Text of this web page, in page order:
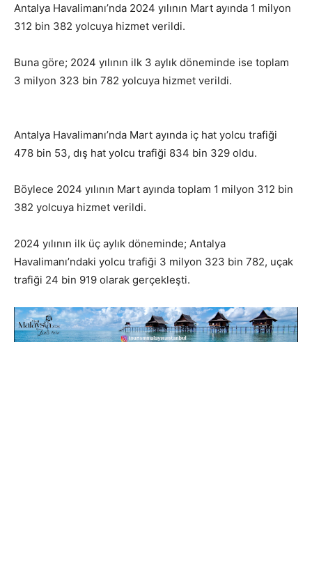
Antalya Havalimanı’nda 2024 yılının Mart ayında 1 milyon
312 bin 382 yolcuya hizmet verildi.
Buna göre; 2024 yılının ilk 3 aylık döneminde ise toplam
3 milyon 323 bin 782 yolcuya hizmet verildi.
Antalya Havalimanı’nda Mart ayında iç hat yolcu trafiği
478 bin 53, dış hat yolcu trafiği 834 bin 329 oldu.
Böylece 2024 yılının Mart ayında toplam 1 milyon 312 bin
382 yolcuya hizmet verildi.
2024 yılının ilk üç aylık döneminde; Antalya
Havalimanı’ndaki yolcu trafiği 3 milyon 323 bin 782, uçak
trafiği 24 bin 919 olarak gerçekleşti.